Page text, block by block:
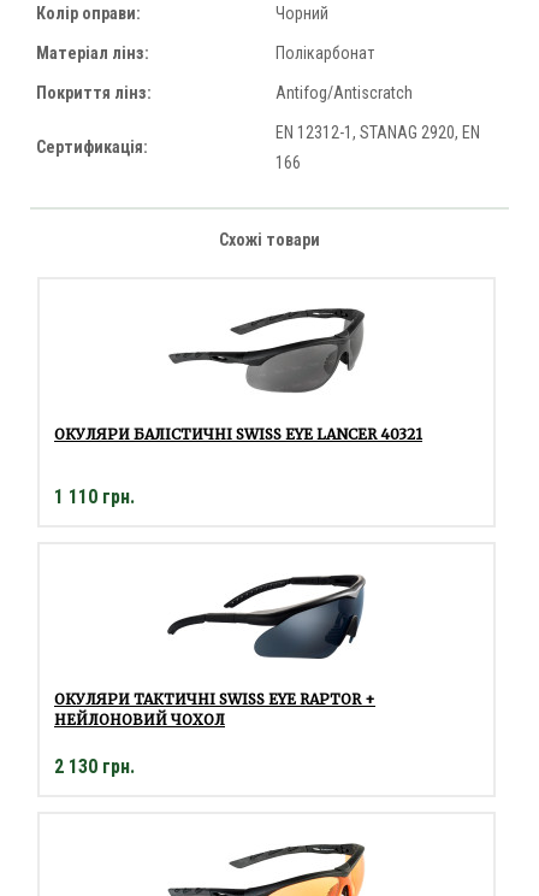
Колір оправи: Чорний
Матеріал лінз: Полікарбонат
Покриття лінз: Antifog/Antiscratch
Сертификація:
EN 12312-1, STANAG 2920, EN
166
Схожі товари
ОКУЛЯРИ БАЛІСТИЧНІ SWISS EYE LANCER 40321
1 110 грн.
ОКУЛЯРИ ТАКТИЧНІ SWISS EYE RAPTOR +
НЕЙЛОНОВИЙ ЧОХОЛ
2 130 грн.